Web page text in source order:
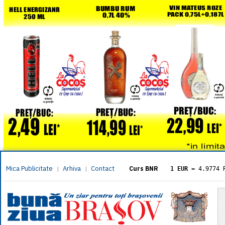
Mica Publicitate | Arhiva | Contact Curs BNR 1 EUR = 4.9774
= 5.8304
1 XAU= 464.4611
1 AED= 1.1933
1 AUD= 2.7957
1 BGN= 2.5449